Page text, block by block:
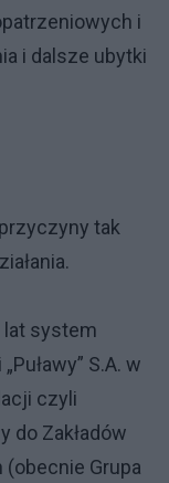
i
i dalsze ubytki
tak
lat system
S.A. w
czyli
do Zakładów
Grupa